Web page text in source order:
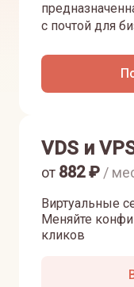
с почтой для
VDS и
Виртуальные
Меняйте
кликов
от 882₽ /